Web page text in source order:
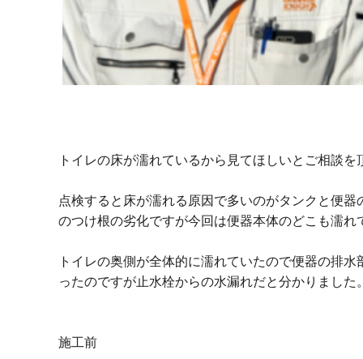
トイレの床が濡れているから見てほしいとご相談を
点検すると床が濡れる原因で多いのがタンクと便
のつけ根の劣化ですが今回は便器本体のどこも濡れ
トイレの奥側が全体的に濡れていたので便器の排
ったのですが止水栓からの水漏れだと分かりました
施工前